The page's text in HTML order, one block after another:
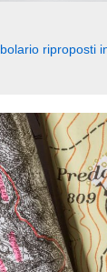
riproposti